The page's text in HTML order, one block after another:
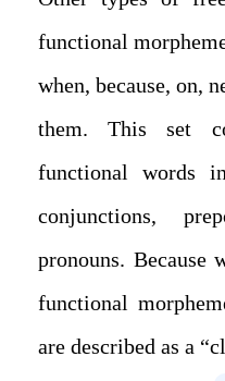
functional
when, because, on,
them. This set
functional words
conjunctions,
pronouns. Because
functional